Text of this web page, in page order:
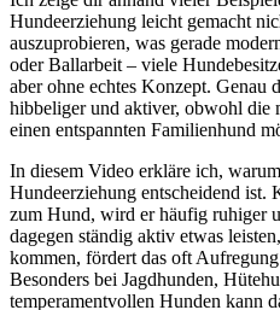
Hundeerziehung leicht gemacht
auszuprobieren, was gerade
oder Ballarbeit – viele
aber ohne echtes Konzept.
hibbeliger und aktiver, obwohl die
einen entspannten Familienhund
In diesem Video erkläre ich,
Hundeerziehung entscheidend
zum Hund, wird er häufig ruhiger
dagegen ständig aktiv etwas
kommen, fördert das oft
Besonders bei Jagdhunden,
temperamentvollen Hunden kann